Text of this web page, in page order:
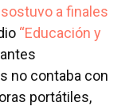
a finales
“Educación y
no contaba con
portátiles,